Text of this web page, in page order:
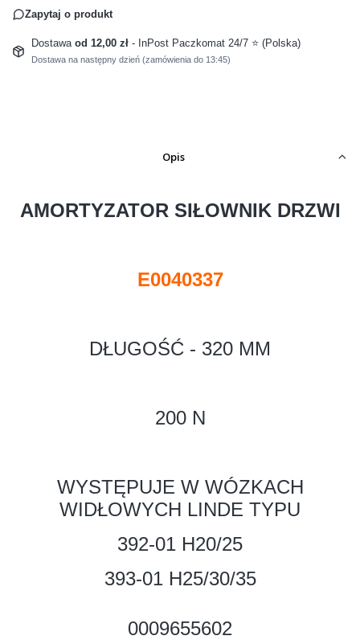
Zapytaj o produkt
Dostawa od 12,00 zł - InPost Paczkomat 24/7 ⭐ (Polska)
Dostawa na następny dzień (zamówienia do 13:45)
Opis
AMORTYZATOR SIŁOWNIK DRZWI
E0040337
DŁUGOŚĆ - 320 MM
200 N
WYSTĘPUJE W WÓZKACH
WIDŁOWYCH LINDE TYPU
392-01 H20/25
393-01 H25/30/35
0009655602